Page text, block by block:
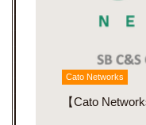
Cato Networks
【Cato